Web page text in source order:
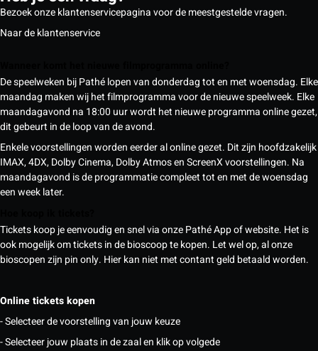
Bezoek onze klantenservicepagina voor de meestgestelde vragen.
Naar de klantenservice
De speelweken bij Pathé lopen van donderdag tot en met woensdag. Elke
maandag maken wij het filmprogramma voor de nieuwe speelweek. Elke
maandagavond na 18:00 uur wordt het nieuwe programma online gezet,
dit gebeurt in de loop van de avond.
Enkele voorstellingen worden eerder al online gezet. Dit zijn hoofdzakelijk
IMAX, 4DX, Dolby Cinema, Dolby Atmos en ScreenX voorstellingen. Na
maandagavond is de programmatie compleet tot en met de woensdag
een week later.
Tickets koop je eenvoudig en snel via onze Pathé App of website. Het is
ook mogelijk om tickets in de bioscoop te kopen. Let wel op, al onze
bioscopen zijn pin only. Hier kan niet met contant geld betaald worden.
Online tickets kopen
- Selecteer de voorstelling van jouw keuze
- Selecteer jouw plaats in de zaal en klik op volgede